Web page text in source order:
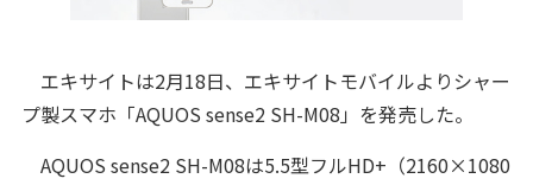
エキサイトは2月18日、エキサイトモバイルよりシャー
プ製スマホ「AQUOS sense2 SH-M08」を発売した。
AQUOS sense2 SH-M08は5.5型フルHD+（2160×1080